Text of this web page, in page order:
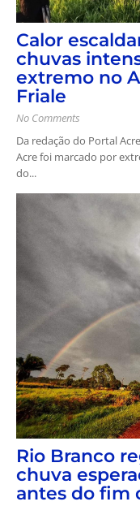
Calor
chuvas
extremo no
Friale
No Comments
Da redação do Portal
Acre foi marcado por
do...
Rio Branco
chuva
antes do fim